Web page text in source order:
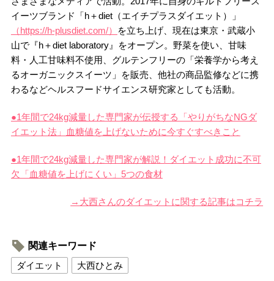
イーツブランド「h＋diet（エイチプラスダイエット）」
（https://h-plusdiet.com/）
を立ち上げ、現在は東京・武蔵小
山で『h＋diet laboratory』をオープン。野菜を使い、甘味
料・人工甘味料不使用、グルテンフリーの「栄養学から考え
るオーガニックスイーツ」を販売、他社の商品監修などに携
わるなどヘルスフードサイエンス研究家としても活動。
●1年間で24kg減量した専門家が伝授する「やりがちなNGダ
イエット法」血糖値を上げないために今すぐすべきこと
●1年間で24kg減量した専門家が解説！ダイエット成功に不可
欠「血糖値を上げにくい」5つの食材
→大西さんのダイエットに関する記事はコチラ
関連キーワード
ダイエット
大西ひとみ